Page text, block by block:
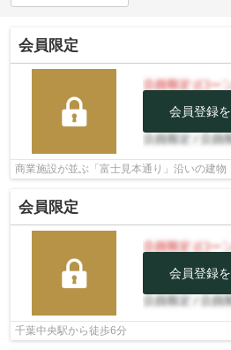
会員限定
会員登録
商業施設が並ぶ「富士見本通り」沿いの建物
会員限定
会員登録
千葉中央駅から徒歩6分